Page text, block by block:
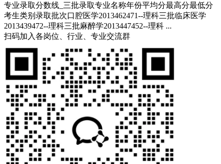
专业录取分数线_三批录取专业名称年份平均分最高分最低分
考生类别录取批次口腔医学2013462471--理科三批临床医学
2013439472--理科三批麻醉学2013447452--理科 ...
扫码加入各岗位、行业、专业交流群